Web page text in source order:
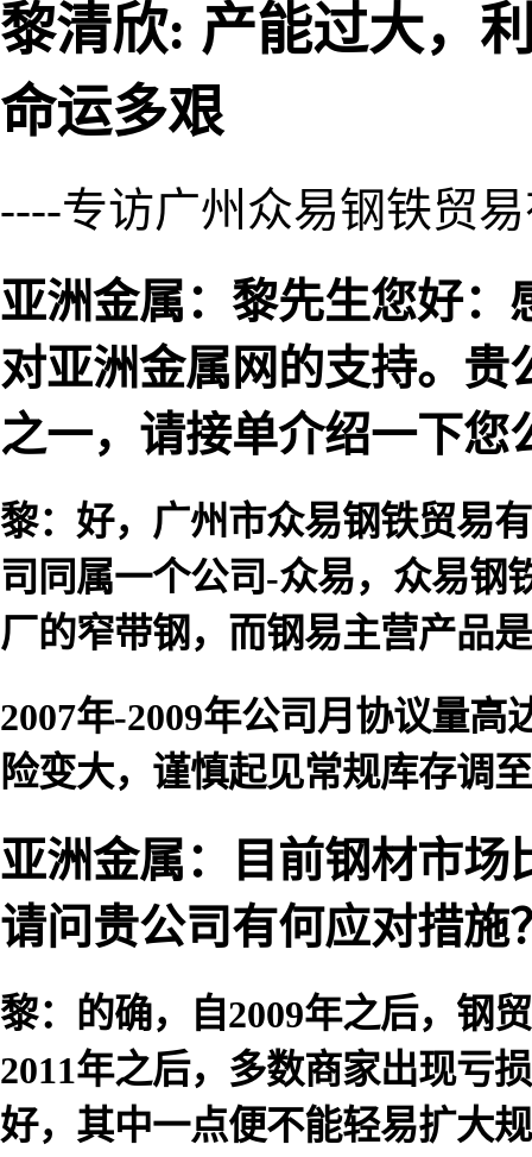
黎清欣: 产能过大，
命运多艰
----专访广州众易钢铁贸
亚洲金属：黎先生您好：
对亚洲金属网的支持。
之一，请接单介绍一下
黎：好，广州市众易钢铁贸易
司同属一个公司-众易，众易钢
厂的窄带钢，而钢易主营产品
2007年-2009年公司月协议量高
险变大，谨慎起见常规库存调
亚洲金属：目前钢材市场
请问贵公司有何应对措施
黎：的确，自2009年之后，钢
2011年之后，多数商家出现亏
好，其中一点便不能轻易扩大